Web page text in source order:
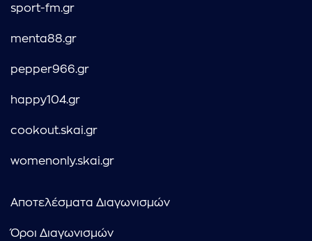
sport-fm.gr
menta88.gr
pepper966.gr
happy104.gr
cookout.skai.gr
womenonly.skai.gr
Αποτελέσματα Διαγωνισμών
Όροι Διαγωνισμών